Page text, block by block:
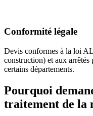
Conformité légale
Devis conformes à la loi
construction) et aux
certains départements.
Pourquoi
traitement de la